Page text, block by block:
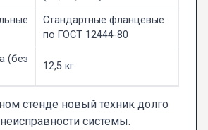
Стандартные фланцевые
по ГОСТ 12444-80
(без
12,5 кг
стенде новый техник долго
системы.